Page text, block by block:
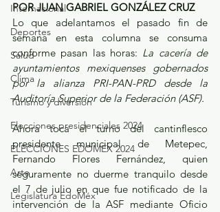
Internacional
Deportes
Salud
Clima
Turismo y diversión
Elecciones presidenciales 2024
ELECCIONES EDOMEX 2024
Arte
Legislatura EdoMéx
POR JUAN GABRIEL GONZÁLEZ CRUZ
Lo que adelantamos el pasado fin de
semana en esta columna se consuma
conforme pasan las horas: La cacería de
ayuntamientos mexiquenses gobernados
por la alianza PRI-PAN-PRD desde la
Auditoría Superior de la Federación (ASF).
Ahora toca el turno del cantinflesco
presidente municipal de Metepec,
Fernando Flores Fernández, quien
seguramente no duerme tranquilo desde
el 7 de julio en que fue notificado de la
intervención de la ASF mediante Oficio